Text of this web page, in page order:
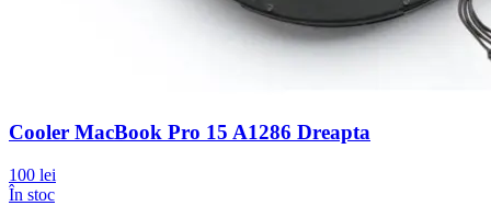
Cooler MacBook Pro 15 A1286 Dreapta
100 lei
În stoc